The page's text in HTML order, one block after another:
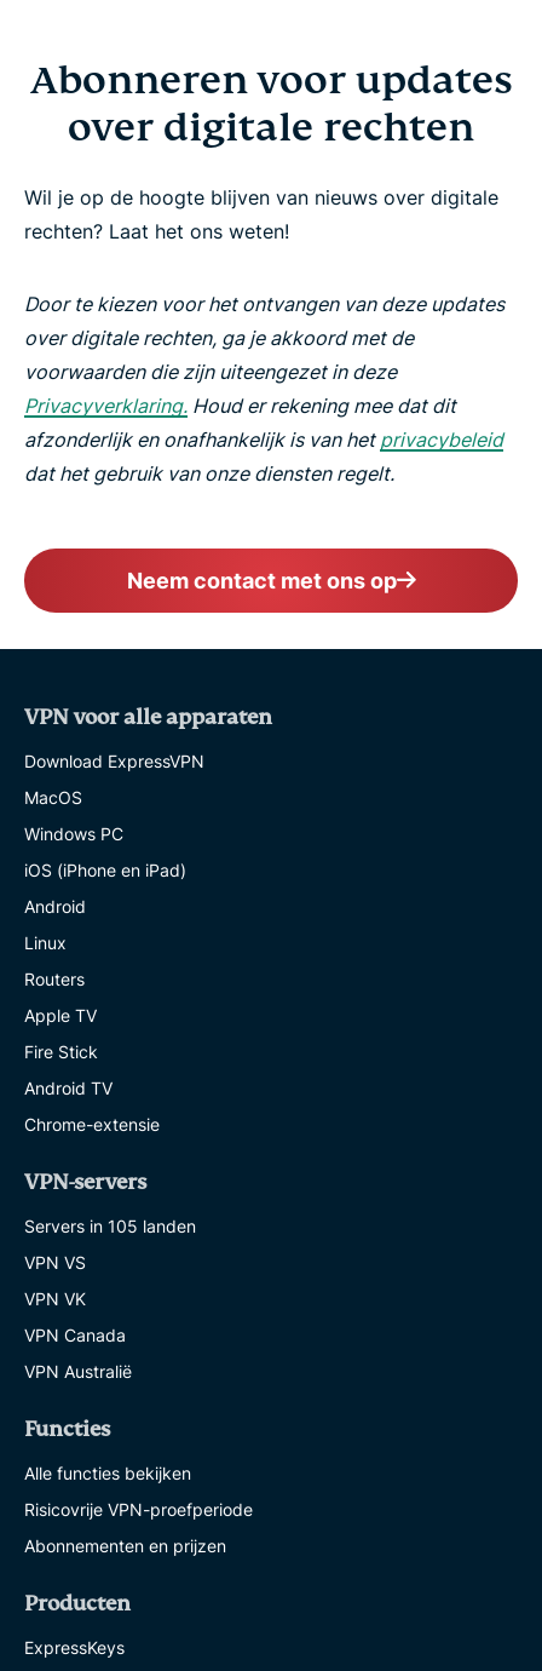
Abonneren voor updates
over digitale rechten
Wil je op de hoogte blijven van nieuws over digitale
rechten? Laat het ons weten!
Door te kiezen voor het ontvangen van deze updates
over digitale rechten, ga je akkoord met de
voorwaarden die zijn uiteengezet in deze
Privacyverklaring. Houd er rekening mee dat dit
afzonderlijk en onafhankelijk is van het privacybeleid
dat het gebruik van onze diensten regelt.
Neem contact met ons op
VPN voor alle apparaten
Download ExpressVPN
MacOS
Windows PC
iOS (iPhone en iPad)
Android
Linux
Routers
Apple TV
Fire Stick
Android TV
Chrome-extensie
VPN-servers
Servers in 105 landen
VPN VS
VPN VK
VPN Canada
VPN Australië
Functies
Alle functies bekijken
Risicovrije VPN-proefperiode
Abonnementen en prijzen
Producten
ExpressKeys